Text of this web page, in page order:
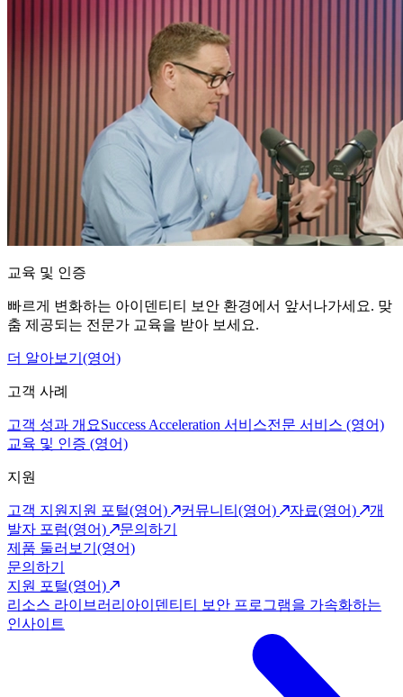
교육 및 인증
빠르게 변화하는 아이덴티티 보안 환경에서 앞서나가세요. 맞
춤 제공되는 전문가 교육을 받아 보세요.
더 알아보기(영어)
고객 사례
고객 성과 개요Success Acceleration 서비스전문 서비스 (영어)
교육 및 인증 (영어)
지원
고객 지원 지원 포털(영어) 커뮤니티(영어) 자료(영어)
개
발자 포럼(영어)
문의하기
제품 둘러보기(영어)
문의하기
지원 포털(영어)
리소스 라이브러리 아이덴티티 보안 프로그램을 가속화하는
인사이트